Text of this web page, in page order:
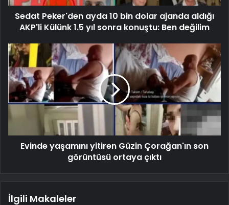
Sedat Peker'den ayda 10 bin dolar ajanda aldığı
AKP'li Külünk 1.5 yıl sonra konuştu: Ben değilim
Evinde yaşamını yitiren Güzin Çorağan'ın son
görüntüsü ortaya çıktı
İlgili Makaleler